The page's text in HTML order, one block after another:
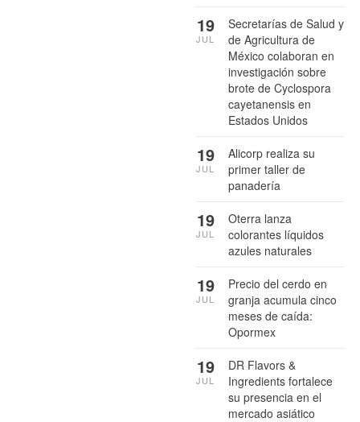
Secretarías de Salud y
de Agricultura de
México colaboran en
investigación sobre
brote de Cyclospora
cayetanensis en
Estados Unidos
19
JUL
Alicorp realiza su
primer taller de
panadería
19
JUL
Oterra lanza
colorantes líquidos
azules naturales
19
JUL
Precio del cerdo en
granja acumula cinco
meses de caída:
Opormex
19
JUL
DR Flavors &
Ingredients fortalece
su presencia en el
mercado asiático
19
JUL